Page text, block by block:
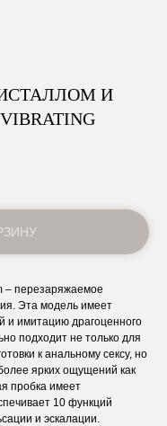
И
– перезаряжаемое
Эта модель имеет
и имитацию драгоценного
подходит не только для
к анальному сексу, но
ярких ощущений как
пробка имеет
10 функций
и эскалации.